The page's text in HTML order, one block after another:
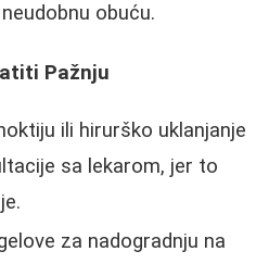
obuću.
Pažnju
ili hirurško uklanjanje
sa lekarom, jer to
za nadogradnju na